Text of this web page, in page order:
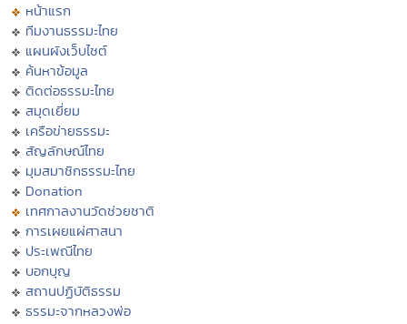
หน้าแรก
ทีมงานธรรมะไทย
แผนผังเว็บไซต์
ค้นหาข้อมูล
ติดต่อธรรมะไทย
สมุดเยี่ยม
เครือข่ายธรรมะ
สัญลักษณ์ไทย
มุมสมาชิกธรรมะไทย
Donation
เทศกาลงานวัดช่วยชาติ
การเผยแผ่ศาสนา
ประเพณีไทย
บอกบุญ
สถานปฏิบัติธรรม
ธรรมะจากหลวงพ่อ